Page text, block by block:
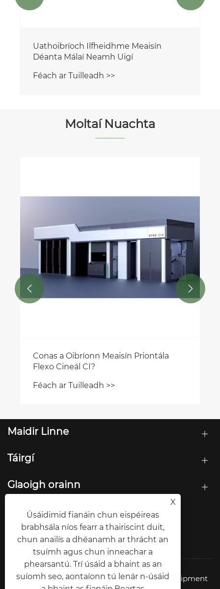
Moltaí Nuachta
 
Maidir Linne
Táirgí
Glaoigh orainn
LEAN ORAINN
Cóipcheart © 2026 Green ohm Intelligent Equipment
X
Úsáidimid fianáin chun eispéireas
brabhsála níos fearr a thairiscint duit,
chun anailís a dhéanamh ar thrácht an
tsuímh agus chun inneachar a
phearsantú. Trí úsáid a bhaint as an
suíomh seo, aontaíonn tú lenár n-úsáid